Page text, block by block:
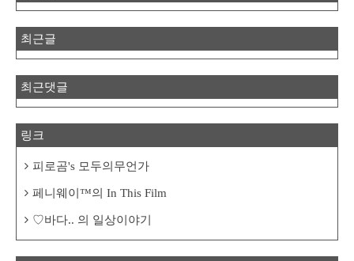
최근글
최근댓글
링크
피로곰's 모두의무언가
페니웨이™의 In This Film
♡바다.. 의 일상이야기